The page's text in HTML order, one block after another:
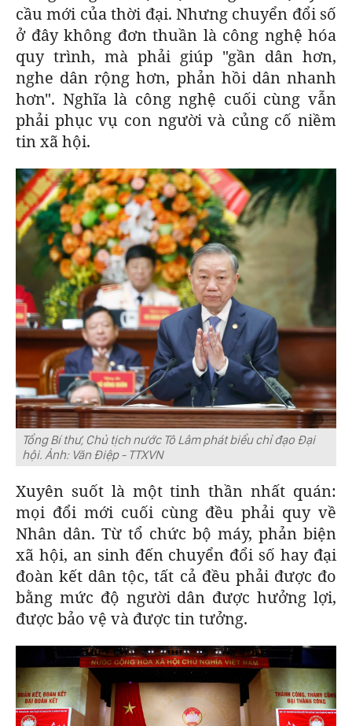
cầu mới của thời đại. Nhưng chuyển đổi số
ở đây không đơn thuần là công nghệ hóa
quy trình, mà phải giúp "gần dân hơn,
nghe dân rộng hơn, phản hồi dân nhanh
hơn". Nghĩa là công nghệ cuối cùng vẫn
phải phục vụ con người và củng cố niềm
tin xã hội.
Tổng Bí thư, Chủ tịch nước Tô Lâm phát biểu chỉ đạo Đại
hội. Ảnh: Văn Điệp - TTXVN
Xuyên suốt là một tinh thần nhất quán:
mọi đổi mới cuối cùng đều phải quy về
Nhân dân. Từ tổ chức bộ máy, phản biện
xã hội, an sinh đến chuyển đổi số hay đại
đoàn kết dân tộc, tất cả đều phải được đo
bằng mức độ người dân được hưởng lợi,
được bảo vệ và được tin tưởng.